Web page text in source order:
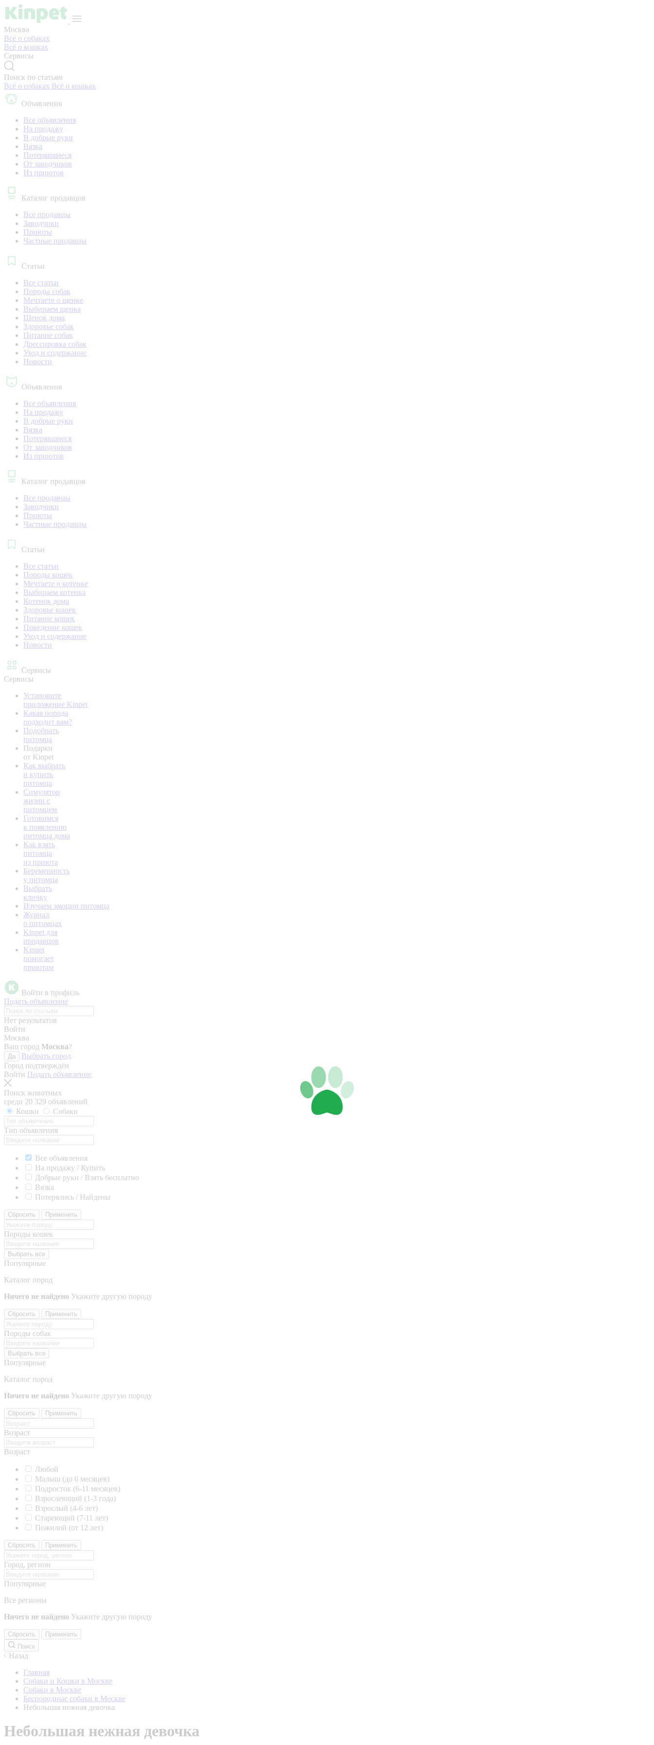
Москва
Всё о собаках
Всё о кошках
Сервисы
Поиск по статьям
Всё о собаках Всё о кошках
Объявления
Все объявления
На продажу
В добрые руки
Вязка
Потерявшиеся
От заводчиков
Из приютов
Каталог продавцов
Все продавцы
Заводчики
Приюты
Частные продавцы
Статьи
Все статьи
Породы собак
Мечтаете о щенке
Выбираем щенка
Щенок дома
Здоровье собак
Питание собак
Дрессировка собак
Уход и содержание
Новости
Объявления
Все объявления
На продажу
В добрые руки
Вязка
Потерявшиеся
От заводчиков
Из приютов
Каталог продавцов
Все продавцы
Заводчики
Приюты
Частные продавцы
Статьи
Все статьи
Породы кошек
Мечтаете о котенке
Выбираем котенка
Котенок дома
Здоровье кошек
Питание кошек
Поведение кошек
Уход и содержание
Новости
Сервисы
Сервисы
Установите
приложение Kinpet
Какая порода
подходит вам?
Подобрать
питомца
Подарки
от Kinpet
Как выбрать
и купить
питомца
Симулятор
жизни с
питомцем
Готовимся
к появлению
питомца дома
Как взять
питомца
из приюта
Беременность
у питомца
Выбрать
кличку
Изучаем эмоции питомца
Журнал
о питомцах
Kinpet для
продавцов
Kinpet
помогает
приютам
Войти в профиль
Подать объявление
Нет результатов
Войти
Москва
Ваш город Москва?
Да
Выбрать город
Город подтверждён
Войти Подать объявление
Поиск животных
среди 20 329 объявлений
Кошки
Собаки
Тип объявления
Все объявления
На продажу / Купить
Добрые руки / Взять бесплатно
Вязка
Потерялись / Найдены
Сбросить Применить
Породы кошек
Выбрать все
Популярные
Каталог пород
Ничего не найдено Укажите другую породу
Сбросить Применить
Породы собак
Выбрать все
Популярные
Каталог пород
Ничего не найдено Укажите другую породу
Сбросить Применить
Возраст
Возраст
Любой
Малыш (до 6 месяцев)
Подросток (6-11 месяцев)
Взрослеющий (1-3 года)
Взрослый (4-6 лет)
Стареющий (7-11 лет)
Пожилой (от 12 лет)
Сбросить Применить
Город, регион
Популярные
Все регионы
Ничего не найдено Укажите другую породу
Сбросить
Применить
Поиск
Назад
Главная
Собаки и Кошки в Москве
Собаки в Москве
Беспородные собаки в Москве
Небольшая нежная девочка
Небольшая нежная девочка